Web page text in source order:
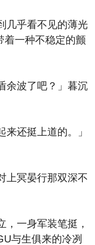
几乎看不见的薄光
着一种不稳定的颤
波了吧？」暮沉
还挺上道的。」
冥晏行那双深不
一身军装笔挺，
与生俱来的冷冽